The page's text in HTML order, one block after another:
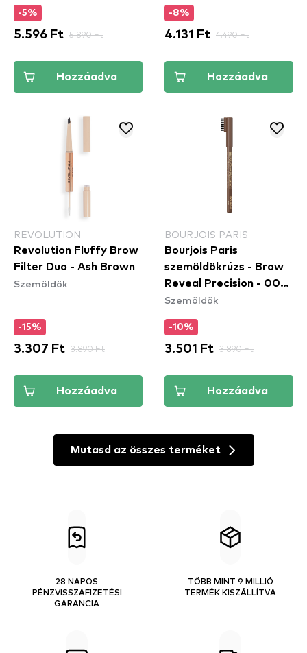
-5%
5.596 Ft 5.890 Ft
Hozzáadva
-8%
4.131 Ft 4.490 Ft
Hozzáadva
REVOLUTION
Revolution Fluffy Brow
Filter Duo - Ash Brown
Szemöldök
-15%
3.307 Ft 3.890 Ft
Hozzáadva
BOURJOIS PARIS
Bourjois Paris
szemöldökrúzs - Brow
Reveal Precision - 003
Medium Brown
Szemöldök
-10%
3.501 Ft 3.890 Ft
Hozzáadva
Mutasd az összes terméket
28 NAPOS
PÉNZVISSZAFIZETÉSI
GARANCIA
TÖBB MINT 9 MILLIÓ
TERMÉK KISZÁLLÍTVA